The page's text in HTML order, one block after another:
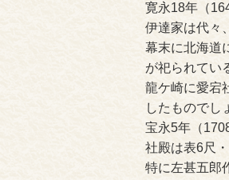
寛永18年（
伊達家は代々
幕末に北海道
が祀られてい
龍ケ崎に愛宕
したものでし
宝永5年（
社殿は表6尺
特に左甚五郎